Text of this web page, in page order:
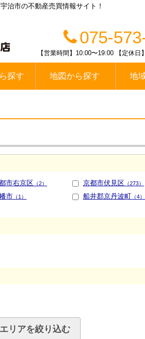
治市の不動産売買情報サイト！
075-
【営業時間】10:00〜19:00 【定休
探す 地図から探す 地
市右京区 （2） 京都市伏見区 （273）
市 （1） 船井郡京丹波町 （4）
エリアを絞り込む